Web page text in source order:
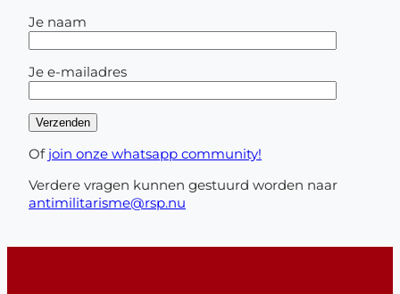
Je naam
Je e-mailadres
Of join onze whatsapp community!
Verdere vragen kunnen gestuurd worden naar
antimilitarisme@rsp.nu